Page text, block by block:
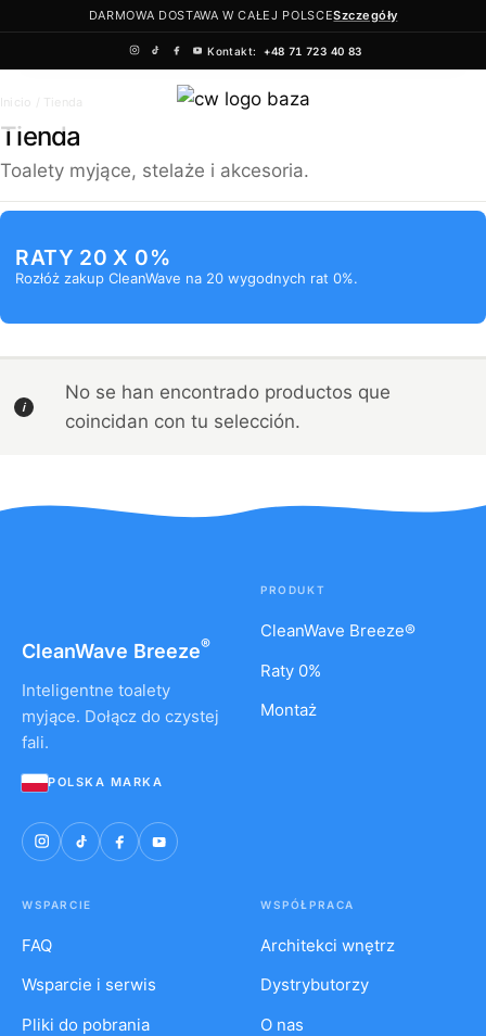
contenido
DARMOWA DOSTAWA W CAŁEJ POLSCESzczegóły
Kontakt: +48 71 723 40 83
Inicio / Tienda
Tienda
Toalety myjące, stelaże i akcesoria.
RATY 20 X 0%
Rozłóż zakup CleanWave na 20 wygodnych rat 0%.
No se han encontrado productos que
coincidan con tu selección.
CleanWave Breeze®
Inteligentne toalety
myjące. Dołącz do czystej
fali.
POLSKA MARKA
PRODUKT
CleanWave Breeze®
Raty 0%
Montaż
WSPARCIE
FAQ
Wsparcie i serwis
Pliki do pobrania
WSPÓŁPRACA
Architekci wnętrz
Dystrybutorzy
O nas